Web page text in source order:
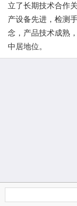
立了长期技术合作
产设备先进，检测
念，产品技术成熟
中居地位。